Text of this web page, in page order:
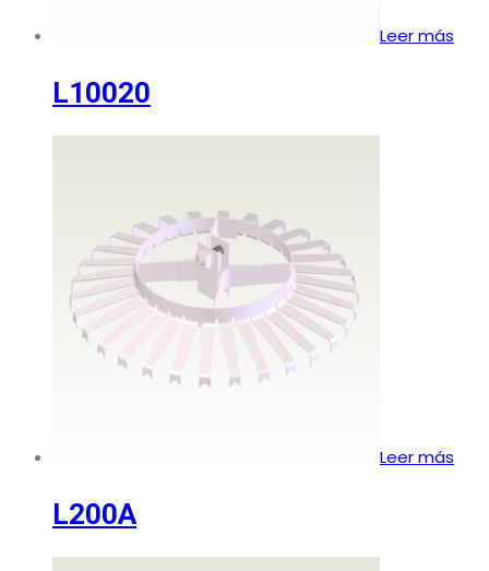
Leer más
L10020
Leer más
L200A